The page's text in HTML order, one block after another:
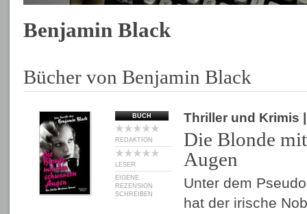
Benjamin Black
Bücher von Benjamin Black
BUCH
REDAKTION
LESER
EIGENE
REZENSION
SCHREIBEN
Thriller und Krimis
Die Blonde
Augen
Unter dem
hat der irische